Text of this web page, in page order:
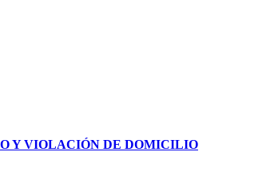
Y VIOLACIÓN DE DOMICILIO